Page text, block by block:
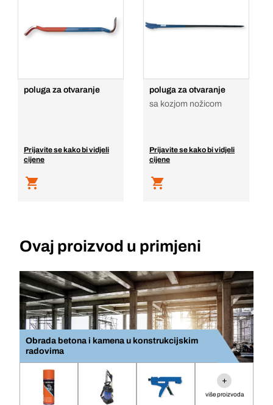
poluga za otvaranje
Prijavite se kako bi vidjeli
cijene
poluga za otvaranje
sa kozjom nožicom
Prijavite se kako bi vidjeli
cijene
Ovaj proizvod u primjeni
Obrada betona i kamena u konstrukcijskim
radovima
+
više proizvoda